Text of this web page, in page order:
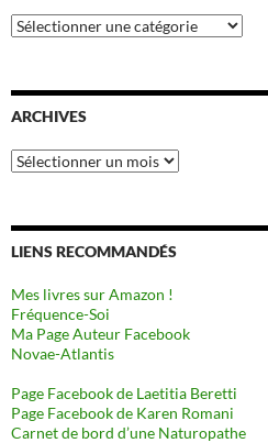
Catégories
ARCHIVES
Archives
LIENS RECOMMANDÉS
Mes livres sur Amazon !
Fréquence-Soi
Ma Page Auteur Facebook
Novae-Atlantis
Page Facebook de Laetitia Beretti
Page Facebook de Karen Romani
Carnet de bord d’une Naturopathe